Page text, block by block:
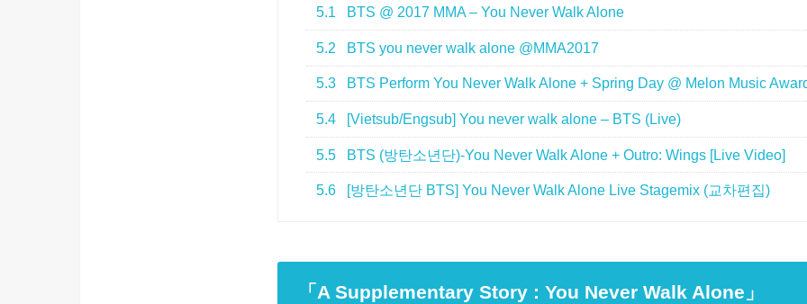
5.1 BTS @ 2017 MMA – You Never Walk Alone
5.2 BTS you never walk alone @MMA2017
5.3 BTS Perform You Never Walk Alone + Spring Day @ Melon Music
5.4 [Vietsub/Engsub] You never walk alone – BTS (Live)
5.5 BTS (방탄소년단)-You Never Walk Alone + Outro: Wings [Live Video]
5.6 [방탄소년단 BTS] You Never Walk Alone Live Stagemix (교차편집)
「A Supplementary Story : You Never Walk Alone」